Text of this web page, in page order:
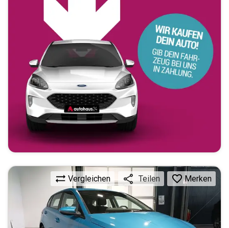
Vergleichen Teilen Merken